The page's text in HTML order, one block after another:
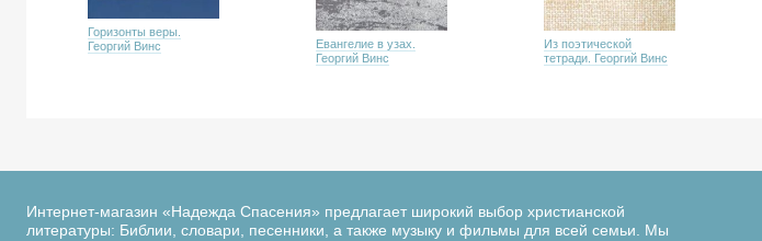
Горизонты веры.
Георгий Винс
Евангелие в узах.
Георгий Винс
Из поэтической
тетради. Георгий Винс
Интернет-магазин «Надежда Спасения» предлагает широкий выбор христианской
литературы: Библии, словари, песенники, а также музыку и фильмы для всей семьи. Мы